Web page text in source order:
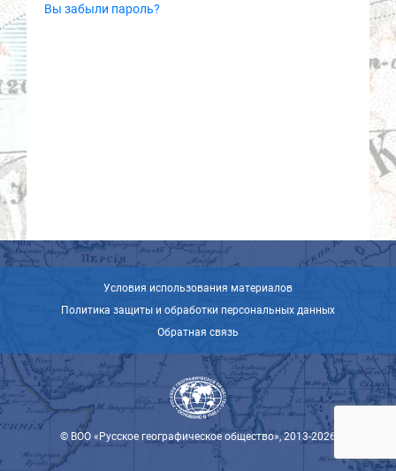
Партнеры
Вы забыли пароль?
Условия использования материалов
Политика защиты и обработки персональных данных
Обратная связь
© ВОО «Русское географическое общество», 2013-2026